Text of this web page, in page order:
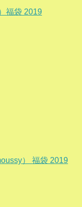
福袋 2019
） 福袋 2019